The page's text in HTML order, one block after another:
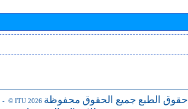
- © ITU 2026 حقوق الطبع جميع الحقوق محفوظة